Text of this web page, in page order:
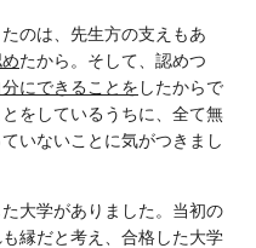
のは、先生方の支えもあ
たから。そして、認めつ
にできることを したからで
をしているうちに、全て無
いないことに気がつきまし
大学がありました。当初の
縁だと考え、合格した大学